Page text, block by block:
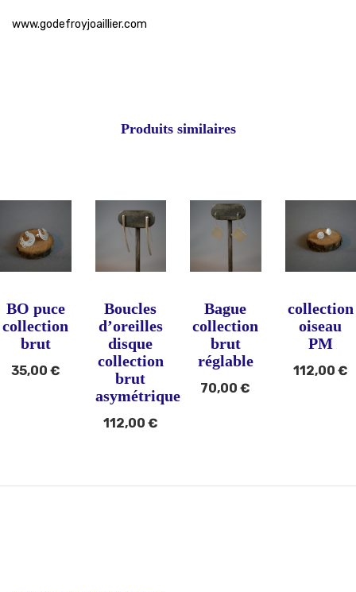
www.godefroyjoaillier.com
Produits similaires
BO puce
collection
brut
35,00 €
Boucles
d’oreilles
disque
collection
brut
asymétrique
112,00 €
Bague
collection
brut
réglable
70,00€
collection
oiseau
PM
112,00 €